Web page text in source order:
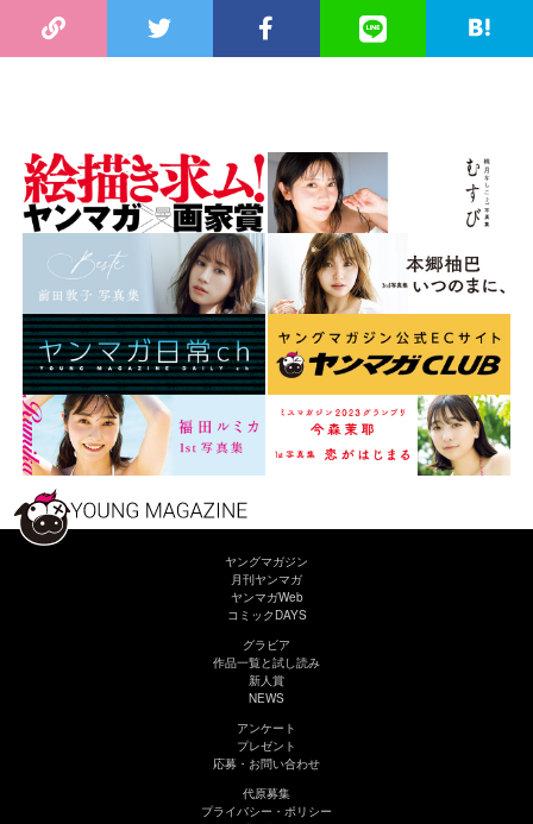
ヤングマガジン
月刊ヤンマガ
ヤンマガWeb
コミックDAYS
グラビア
作品一覧と試し読み
新人賞
NEWS
アンケート
プレゼント
応募・お問い合わせ
代原募集
プライバシー・ポリシー